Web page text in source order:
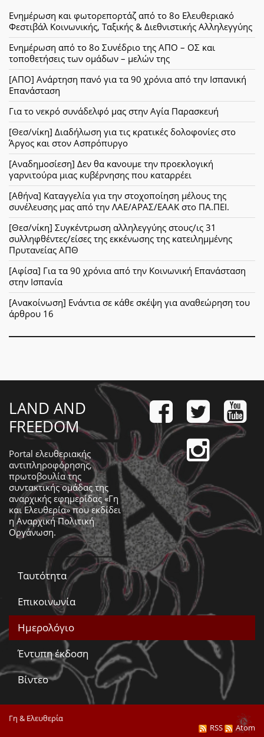
Ενημέρωση και φωτορεπορτάζ από το 8ο Ελευθεριακό
Φεστιβάλ Κοινωνικής, Ταξικής & Διεθνιστικής Αλληλεγγύης
Ενημέρωση από το 8ο Συνέδριο της ΑΠΟ – ΟΣ και
τοποθετήσεις των ομάδων – μελών της
[ΑΠΟ] Ανάρτηση πανό για τα 90 χρόνια από την Ισπανική
Επανάσταση
Για το νεκρό συνάδελφό μας στην Αγία Παρασκευή
[Θεσ/νίκη] Διαδήλωση για τις κρατικές δολοφονίες στο
Άργος και στον Ασπρόπυργο
[Αναδημοσίεση] Δεν θα κανουμε την προεκλογική
γαρνιτούρα μιας κυβέρνησης που καταρρέει
[Αθήνα] Καταγγελία για την στοχοποίηση μέλους της
συνέλευσης μας από την ΛΑΕ/ΑΡΑΣ/ΕΑΑΚ στο ΠΑ.ΠΕΙ.
[Θεσ/νίκη] Συγκέντρωση αλληλεγγύης στους/ις 31
συλληφθέντες/είσες της εκκένωσης της κατειλημμένης
Πρυτανείας ΑΠΘ
[Αφίσα] Για τα 90 χρόνια από την Κοινωνική Επανάσταση
στην Ισπανία
[Ανακοίνωση] Ενάντια σε κάθε σκέψη για αναθεώρηση του
άρθρου 16
LAND AND
FREEDOM
Portal ελευθεριακής
αντιπληροφόρησης,
πρωτοβουλία της
συντακτικής ομάδας της
αναρχικής εφημερίδας «Γη
και Ελευθερία» που εκδίδει
ηΑναρχική Πολιτική
Οργάνωση.
Ταυτότητα
Επικοινωνία
Ημερολόγιο
Έντυπη έκδοση
Βίντεο
Γη & Ελευθερία
RSS
Atom